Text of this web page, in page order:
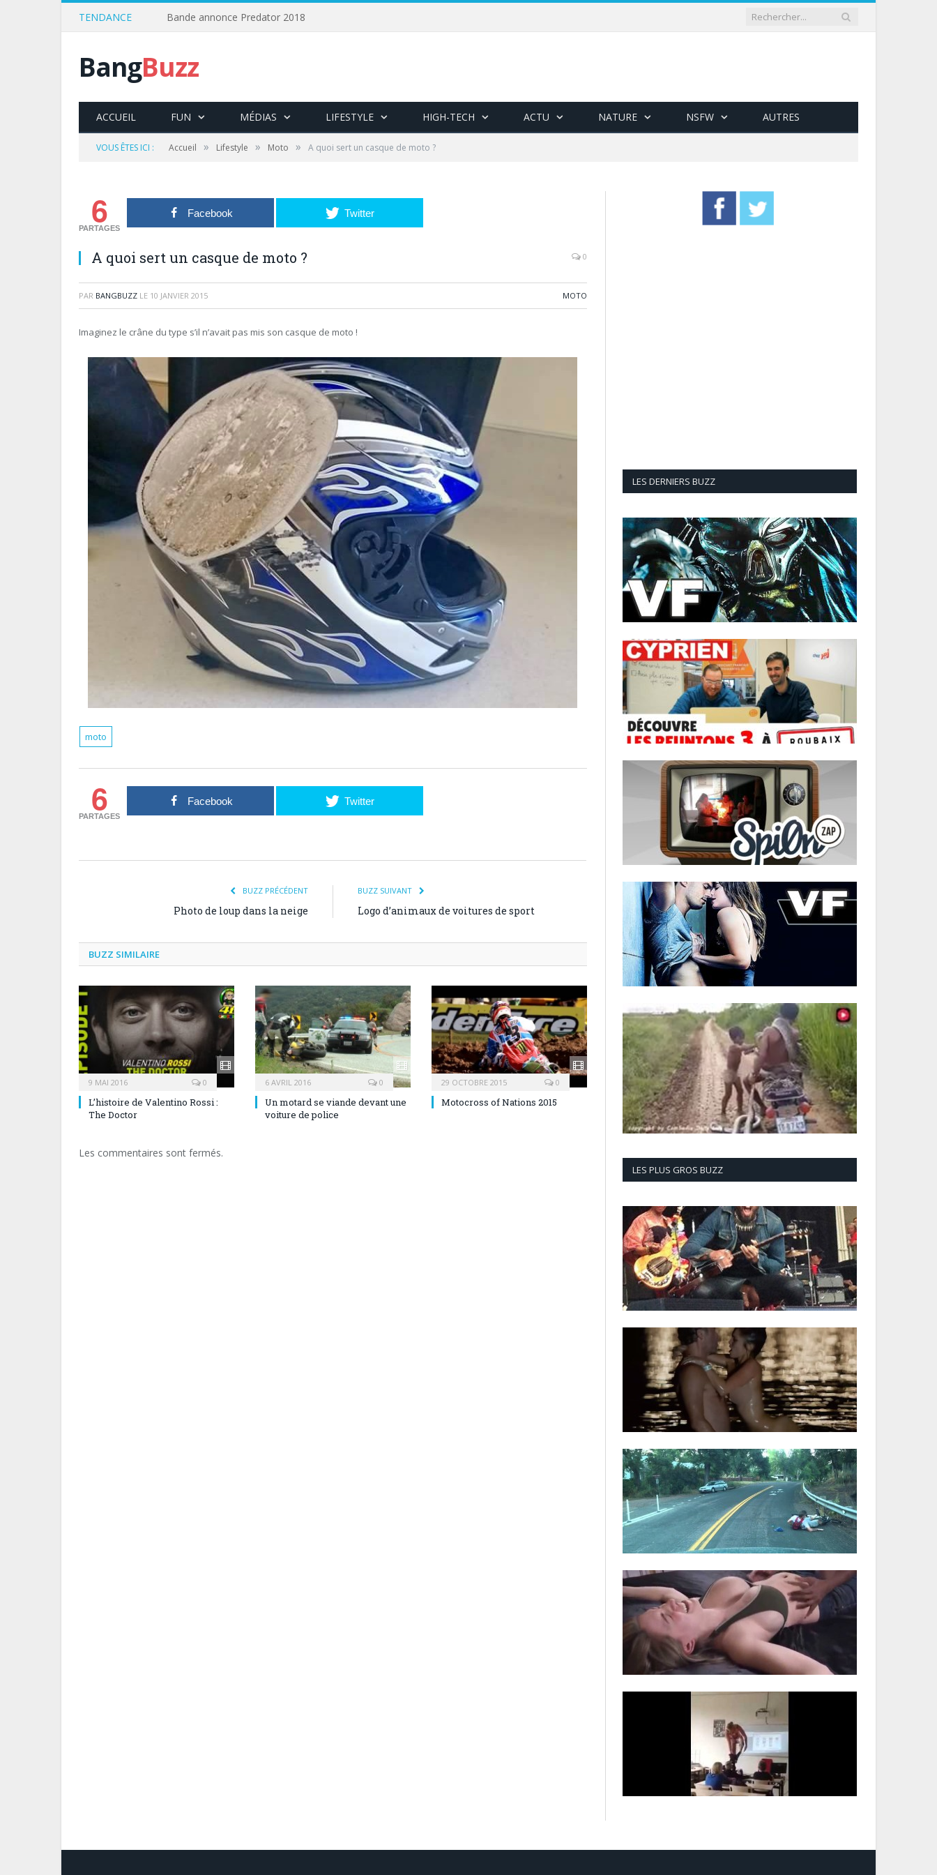
TENDANCE Bande annonce Predator 2018
BangBuzz
ACCUEIL FUN MÉDIAS LIFESTYLE HIGH-TECH ACTU NATURE NSFW AUTRES
VOUS ÊTES ICI : Accueil » Lifestyle » Moto » A quoi sert un casque de moto ?
6
PARTAGES
Facebook Twitter
A quoi sert un casque de moto ? 0
PAR BANGBUZZ LE 10 JANVIER 2015 MOTO
Imaginez le crâne du type s’il n’avait pas mis son casque de moto !
moto
6
PARTAGES
Facebook Twitter
BUZZ PRÉCÉDENT
Photo de loup dans la neige
BUZZ SUIVANT
Logo d’animaux de voitures de sport
BUZZ SIMILAIRE
9 MAI 2016 0
L’histoire de Valentino Rossi :
The Doctor
6 AVRIL 2016 0
Un motard se viande devant une
voiture de police
29 OCTOBRE 2015 0
Motocross of Nations 2015
Les commentaires sont fermés.
LES DERNIERS BUZZ
LES PLUS GROS BUZZ